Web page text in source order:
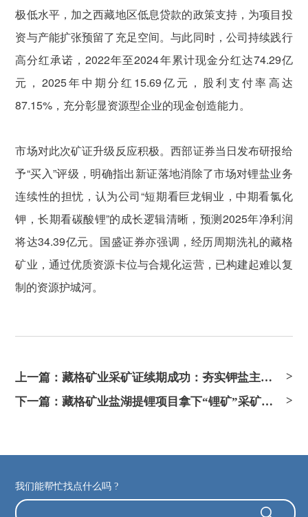
极低水平，加之西藏地区低息贷款的政策支持，为项目投
资与产能扩张预留了充足空间。与此同时，公司持续践行
高分红承诺，2022年至2024年累计现金分红达74.29亿
元，2025年中期分红15.69亿元，股利支付率高达
87.15%，充分彰显资源型企业的现金创造能力。
市场对此次矿证升级反应积极。西部证券当日发布研报给
予“买入”评级，明确指出新证落地消除了市场对锂盐业务
连续性的担忧，认为公司“短期看巨龙铜业，中期看氯化
钾，长期看碳酸锂”的成长逻辑清晰，预测2025年净利润
将达34.39亿元。国盛证券亦强调，经历周期洗礼的藏格
矿业，通过优质资源卡位与合规化运营，已构建起难以复
制的资源护城河。
上一篇：藏格矿业采矿证续期成功：夯实钾盐主业根基，锂矿布局迎新篇
下一篇：藏格矿业盐湖提锂项目拿下“锂矿”采矿证 “钾锂铜”合规发展巩固资源护城河
我们能帮忙找点什么吗 ?